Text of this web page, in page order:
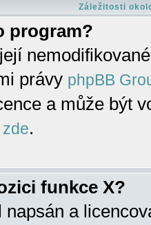
Záležitosti
program?
právy phpBB
a může být
zde.
funkce X?
napsán a